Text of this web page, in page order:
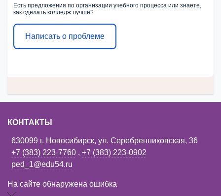
Есть предложения по организации учебного процесса или знаете,
как сделать колледж лучше?
Написать о проблеме
КОНТАКТЫ
630099 г. Новосибирск, ул. Серебренниковская, 36
+7 (383) 223-7760 , +7 (383) 223-0902
ped_1@edu54.ru
На сайте обнаружена ошибка